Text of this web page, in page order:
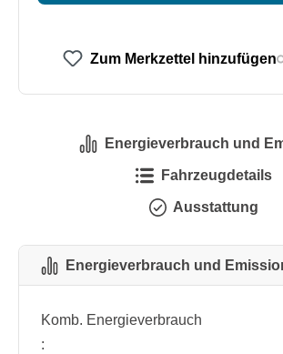
Zum Merkzettel hinzufügen
Energieverbrauch und
Fahrzeugdetails
Ausstattung
Energieverbrauch und
Komb. Energieverbrauch
: